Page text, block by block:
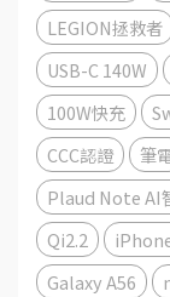
LEGION拯救者
USB-C 140W
100W快充
CCC認證
筆
Plaud Note AI
Qi2.2
Galaxy A56